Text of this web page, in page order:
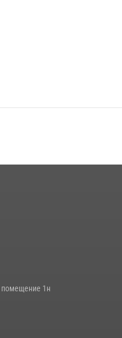
помещение 1н